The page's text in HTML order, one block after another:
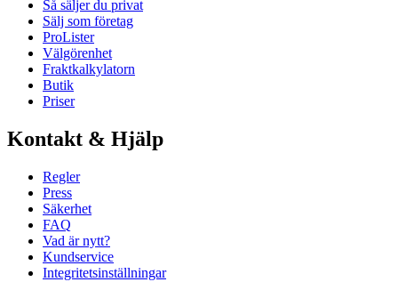
Så säljer du privat
Sälj som företag
ProLister
Välgörenhet
Fraktkalkylatorn
Butik
Priser
Kontakt & Hjälp
Regler
Press
Säkerhet
FAQ
Vad är nytt?
Kundservice
Integritetsinställningar